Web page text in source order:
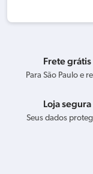
Frete grátis
Para São Paulo e
Loja segura
Seus dados